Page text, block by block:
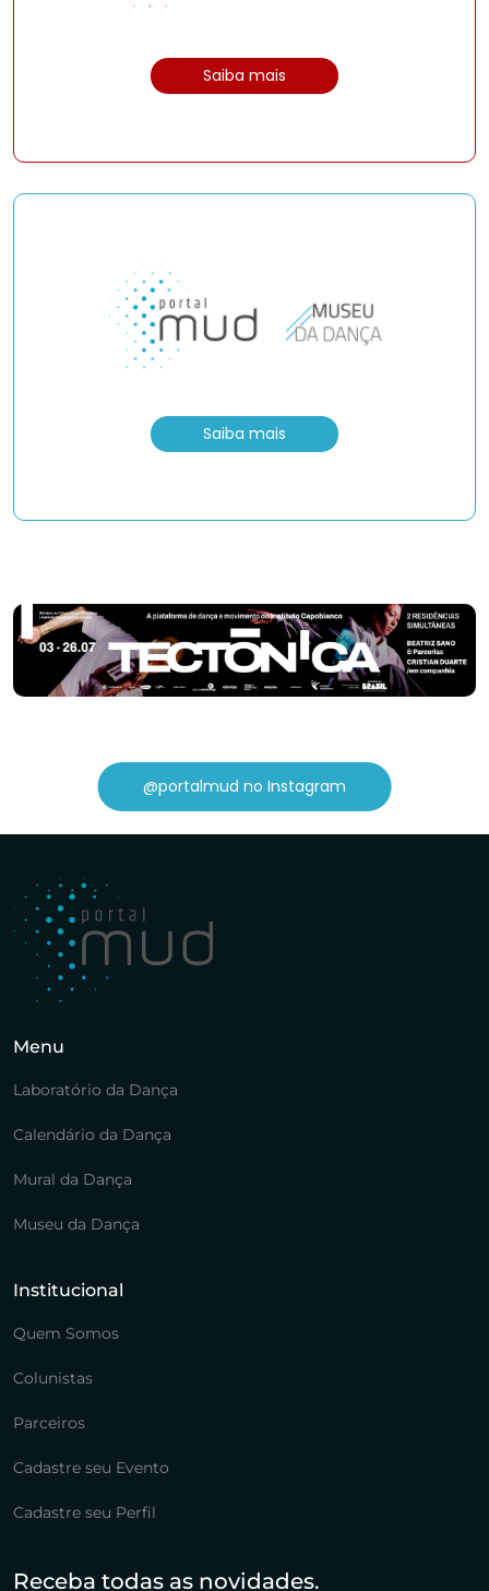
Saiba mais
Saiba mais
@portalmud no Instagram
Menu
Laboratório da Dança
Calendário da Dança
Mural da Dança
Museu da Dança
Institucional
Quem Somos
Colunistas
Parceiros
Cadastre seu Evento
Cadastre seu Perfil
Receba todas as novidades.